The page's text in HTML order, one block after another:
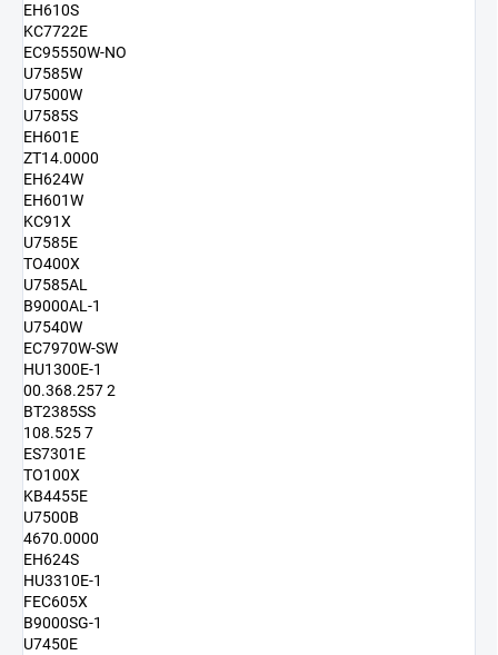
EH610S
KC7722E
EC95550W-NO
U7585W
U7500W
U7585S
EH601E
ZT14.0000
EH624W
EH601W
KC91X
U7585E
TO400X
U7585AL
B9000AL-1
U7540W
EC7970W-SW
HU1300E-1
00.368.257 2
BT2385SS
108.525 7
ES7301E
TO100X
KB4455E
U7500B
4670.0000
EH624S
HU3310E-1
FEC605X
B9000SG-1
U7450E